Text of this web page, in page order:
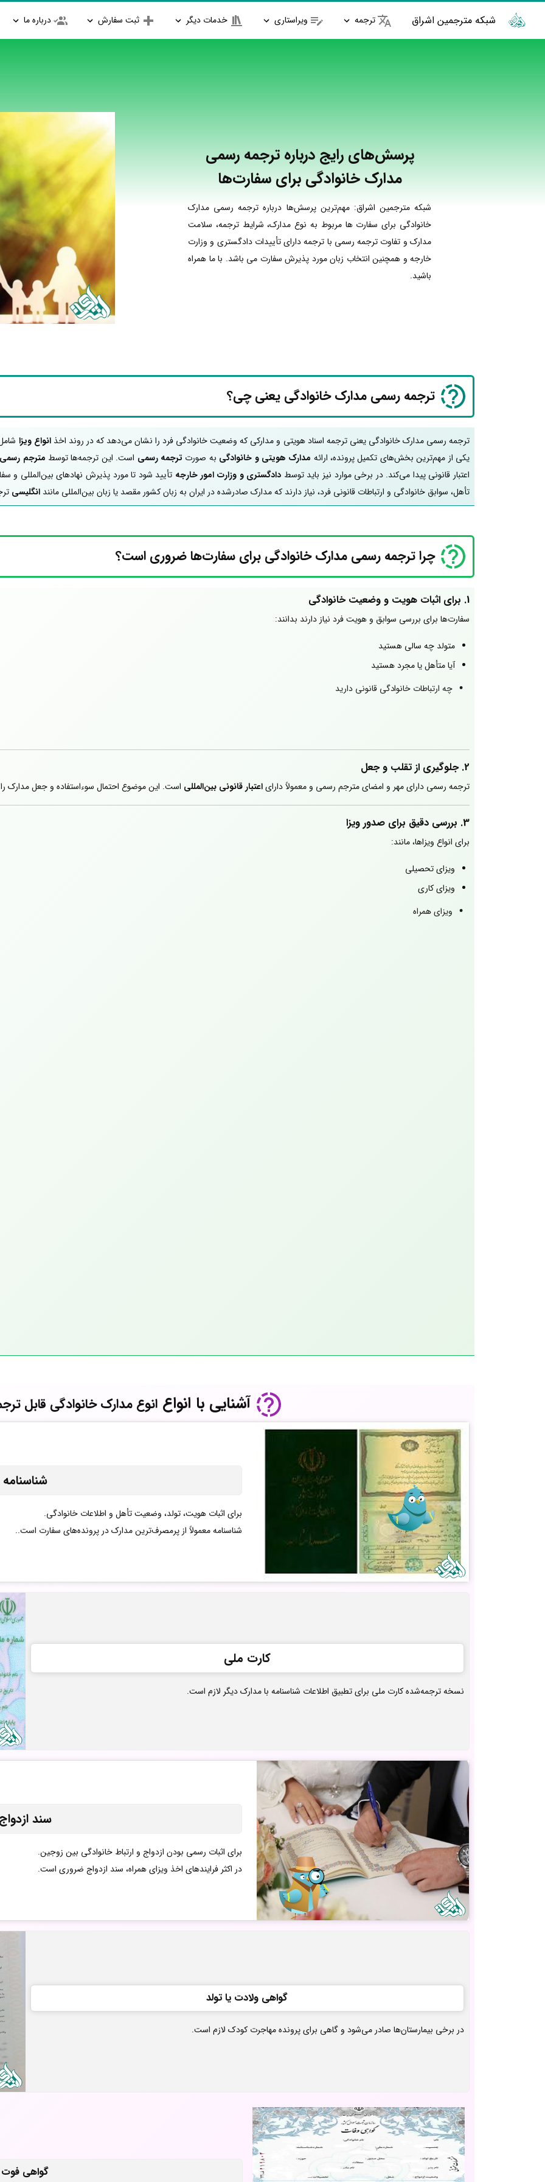
شبکه مترجمین اشراق ترجمه ویراستاری خدمات دیگر ثبت سفارش درباره ما
پرسش‌های رایج درباره ترجمه رسمی
مدارک خانوادگی برای سفارت‌ها
شبکه مترجمین اشراق: مهم‌ترین پرسش‌ها درباره ترجمه رسمی مدارک
خانوادگی برای سفارت ها مربوط به نوع مدارک، شرایط ترجمه، سلامت
مدارک و تفاوت ترجمه رسمی با ترجمه دارای تأییدات دادگستری و وزارت
خارجه و همچنین انتخاب زبان مورد پذیرش سفارت می باشد. با ما همراه
باشید.
ترجمه رسمی مدارک خانوادگی یعنی چی؟
ترجمه رسمی مدارک خانوادگی یعنی ترجمه اسناد هویتی و مدارکی که وضعیت خانوادگی فرد را نشان می‌دهد که در روند اخذانواع ویزا
یکی از مهم‌ترین بخش‌های تکمیل پرونده، ارائه مدارک هویتی و خانوادگی به صورت ترجمه رسمی است. این ترجمه‌ها توسط مترجم
اعتبار قانونی پیدا می‌کند. در برخی موارد نیز باید توسط دادگستری و وزارت امور خارجه تأیید شود تا مورد پذیرش نهادهای بین‌المللی و
تأهل، سوابق خانوادگی و ارتباطات قانونی فرد، نیاز دارند که مدارک صادرشده در ایران به زبان کشور مقصد یا زبان بین‌المللی مانند انگلیسی
چرا ترجمه رسمی مدارک خانوادگی برای سفارت‌ها ضروری است؟
1. برای اثبات هویت و وضعیت خانوادگی
سفارت‌ها برای بررسی سوابق و هویت فرد نیاز دارند بدانند:
متولد چه سالی هستید
آیا متأهل یا مجرد هستید
چه ارتباطات خانوادگی قانونی دارید
2. جلوگیری از تقلب و جعل
ترجمه رسمی دارای مهر و امضای مترجم رسمی و معمولاً دارایاعتبار قانونی بین‌المللی است. این موضوع احتمال سوء‌استفاده و جعل مدارک
3. بررسی دقیق برای صدور ویزا
برای انواع ویزاها، مانند:
ویزای تحصیلی
ویزای کاری
ویزای همراه
آشنایی با انواعانوع مدارک خانوادگی قابل
شناسنامه
برای اثبات هویت، تولد، وضعیت تأهل و اطلاعات خانوادگی.
شناسنامه معمولاً از پرمصرف‌ترین مدارک در پرونده‌های سفارت است..
کارت ملی
نسخه ترجمه‌شده کارت ملی برای تطبیق اطلاعات شناسنامه با مدارک دیگر لازم است.
سند
برای اثبات رسمی بودن ازدواج و ارتباط خانوادگی بین زوجین.
در اکثر فرایندهای اخذ ویزای همراه، سند ازدواج ضروری است.
گواهی ولادت یا تولد
در برخی بیمارستان‌ها صادر می‌شود و گاهی برای پرونده مهاجرت کودک لازم است.
گواهی فوت